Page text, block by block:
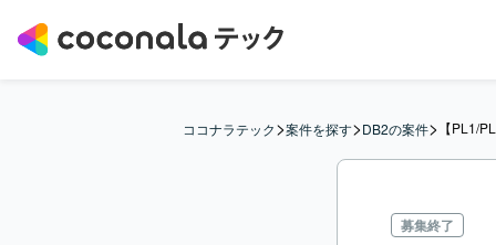
ココナラテック>案件を探す>DB2の案件> 【PL1/
募集終了